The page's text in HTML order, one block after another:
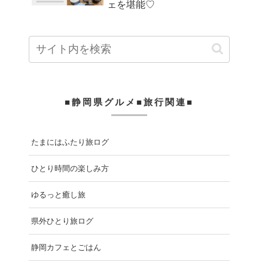
ェを堪能♡
■静岡県グルメ■旅行関連■
たまにはふたり旅ログ
ひとり時間の楽しみ方
ゆるっと癒し旅
県外ひとり旅ログ
静岡カフェとごはん